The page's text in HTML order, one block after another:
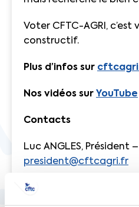
Voter CFTC-AGRI,
constructif.
Plus d’infos sur
Nos vidéos sur YouTube
Contacts
Luc ANGLES, Président
president@cftcagri.fr
Mohand LATROUS –